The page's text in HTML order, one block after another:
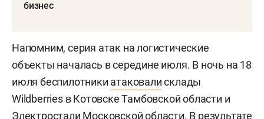
бизнес
Напомним, серия атак на логистические
объекты началась в середине июля. В ночь на 18
июля беспилотники атаковалисклады
Wildberries в Котовске Тамбовской области и
Электростали Московской области. В результате